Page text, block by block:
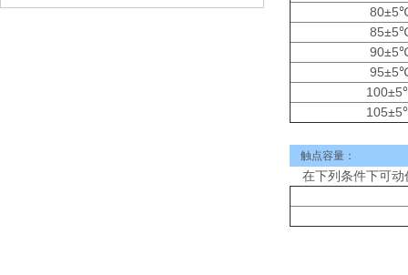
触点容量：
在下列条件下可